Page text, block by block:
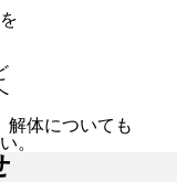
解体についても
。